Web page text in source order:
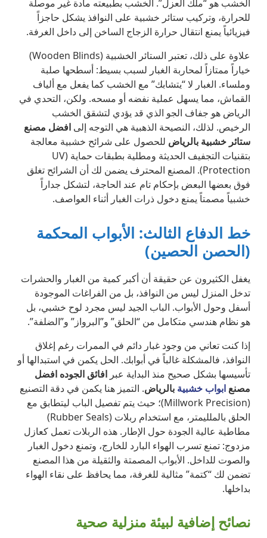
الخشب هو “ملك العزل”. الخشب بطبيعته مادة غير موصلة
للحرارة، وتركيب ستائر خشبية على النوافذ يشكل حاجزاً
فيزيائياً يمنع انتقال حرارة الزجاج الساخن إلى داخل الغرفة.
علاوة على ذلك، تعتبر الستائر الخشبية (Wooden Blinds)
خياراً ممتازاً لمحاربة الغبار لسبب بسيط: أسطحها صلبة
وملساء. الغبار لا “يتشابك” مع الخشب كما يفعل مع ألياف
القماش، مما يسهل عملية نفضه أو مسحه. ولكن، التحدي في
الرياض هو جفاف الجو الذي قد يؤدي لتشقق الخشب
الرخيص. لذلك، النصيحة الذهبية هي التوجه إلى افضل مصنع
ستائر خشبية بالرياض للحصول على شرائح خشبية معالجة
بتقنيات التجفيف الحديثة ومطلية بطبقات حماية (UV
Protection). المصنع المحترف يضمن لك أن الشرائح تغلق
فوق بعضها البعض بإحكام تام عند الحاجة، لتشكل جداراً
خشبياً مصمتاً يمنع دخول ذرات الغبار أثناء العواصف.
خط الدفاع الثالث: الأبواب المحكمة
(الحصن الحصين)
يغفل الكثيرون عن حقيقة أن أكبر كمية من الغبار والحشرات
تدخل المنزل ليس من النوافذ، بل من الفراغات الموجودة
أسفل وحول الأبواب. الباب الجيد ليس مجرد لوح خشبي، بل
هو نظام هندسي متكامل من “الحلق” و”البرواز” و”الضلفة”.
إذا كنت تعاني من وجود غبار دائم في الممرات رغم إغلاق
النوافذ، فالمشكلة غالباً في أبوابك. الحل يكمن في استبدالها أو
تأسيسها بشكل صحيح منذ البداية عبر افائق الجوده افضل
مصنع ابواب خشبية بالرياض. التميز هنا يكمن في دقة التصنيع
(Millwork Precision)؛ حيث يتم تفصيل الباب ليتطابق مع
الحلق بالملليمتر، مع استخدام ربلات (Rubber Seals)
مطاطية عالية الجودة حول الإطار. هذه الربلات تعمل كعازل
مزدوج: تمنع تسرب الهواء البارد للخارج، وتمنع دخول الغبار
والصوت للداخل. الأبواب المصمتة والثقيلة من هذا المصنع
تضمن لك “كتمة” مثالية للغرفة، مما يحافظ على نقاء الهواء
بداخلها.
نصائح إضافية لبيئة منزلية صحية